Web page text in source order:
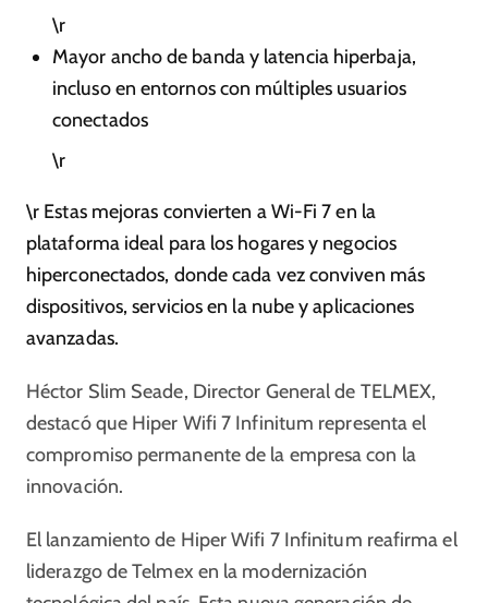
\r
Mayor ancho de banda y latencia hiperbaja,
incluso en entornos con múltiples usuarios
conectados
\r
\r Estas mejoras convierten a Wi-Fi 7 en la
plataforma ideal para los hogares y negocios
hiperconectados, donde cada vez conviven más
dispositivos, servicios en la nube y aplicaciones
avanzadas.
Héctor Slim Seade, Director General de TELMEX,
destacó que Hiper Wifi 7 Infinitum representa el
compromiso permanente de la empresa con la
innovación.
El lanzamiento de Hiper Wifi 7 Infinitum reafirma el
liderazgo de Telmex en la modernización